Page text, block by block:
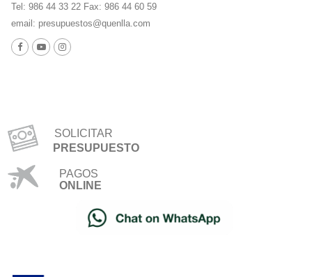
Tel: 986 44 33 22 Fax: 986 44 60 59
email: presupuestos@quenlla.com
SOLICITAR
PRESUPUESTO
PAGOS
ONLINE